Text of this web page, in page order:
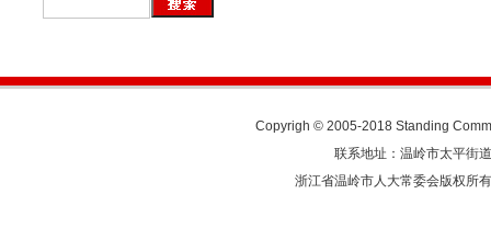
Copyrigh © 2005-2018 Standing
联系地址：温岭市太平
浙江省温岭市人大常委会版权所